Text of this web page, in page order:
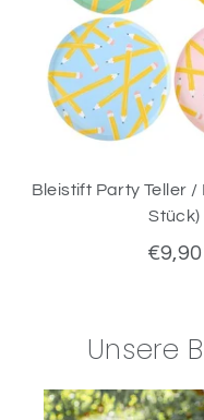
Bleistift Party Teller /
Stück)
€9,90
Unsere